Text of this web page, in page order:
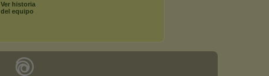
Ver historia
del equipo